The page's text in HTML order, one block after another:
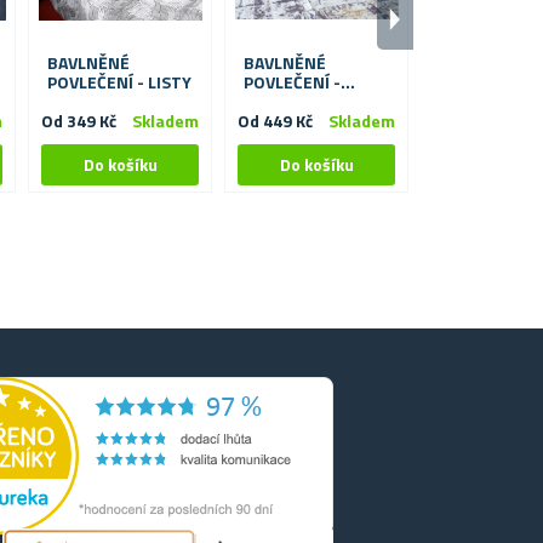
BAVLNĚNÉ
POVLEČENÍ - LISTY
Od 349 Kč
Skladem
BAVLNĚNÉ
POVLEČENÍ -
Od 449 Kč Skladem